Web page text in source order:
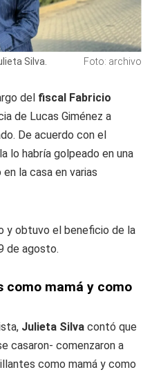
Silva. Foto: archivo
del fiscal Fabricio
de Lucas Giménez a
De acuerdo con el
lo habría golpeado en una
la casa en varias
y obtuvo el beneficio de la
de agosto.
como mamá y como
Julieta Silva contó que
casaron- comenzaron a
como mamá y como